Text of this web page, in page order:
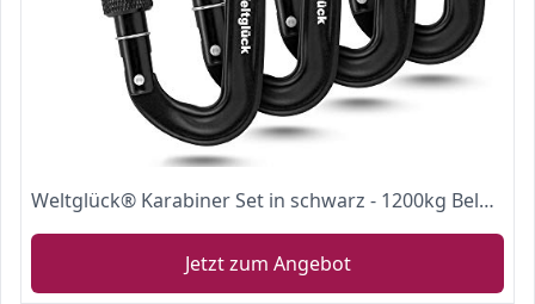
Weltglück® Karabiner Set in schwarz - 1200kg Belastbarkeit für unschlagbare Sicherheit - hochwertig, langlebig & robust - ideal zur Befestigung von Wertgegenständen - inkl. 4er Pack
Jetzt zum Angebot